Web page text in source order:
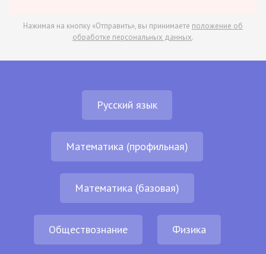
Нажимая на кнопку «Отправить», вы принимаете положение об
обработке персональных данных.
Русский язык
Математика (профильная)
Математика (базовая)
Обществознание Физика